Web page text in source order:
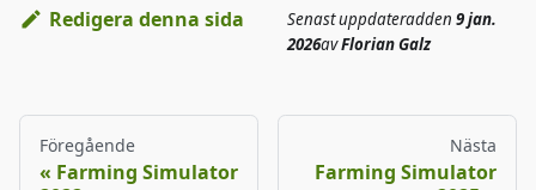
Redigera denna sida Senast uppdateradden 9 jan.
2026avFlorian Galz
Föregående
Farming Simulator
Nästa
Farming Simulator